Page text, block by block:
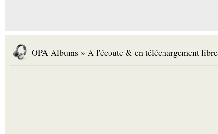
OPA Albums » A l'écoute & en téléchargement